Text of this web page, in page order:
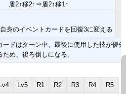
盾2↑移2↑⇒盾2↑移1↑
身のイベントカードを回復3に変える
ードはターン中、最後に使用した技が優
ため、後ろ倒しになる。
Lv4 Lv5 R1 R2 R3 R4 R5